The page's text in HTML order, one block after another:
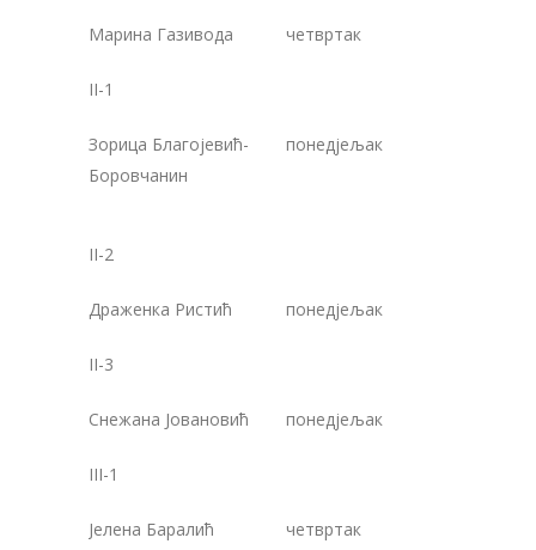
Марина Газивода четвртак
II-1
Зорица Благојевић-
Боровчанин
понедјељак
II-2
Драженка Ристић понедјељак
II-3
Снежана Јовановић понедјељак
III-1
Јелена Баралић четвртак